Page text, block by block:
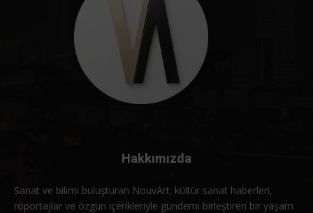
Hakkımızda
Sanat ve bilimi buluşturan NouvArt; kültür sanat haberleri,
röportajlar ve özgün içerikleriyle gündemi birleştiren bir yaşam